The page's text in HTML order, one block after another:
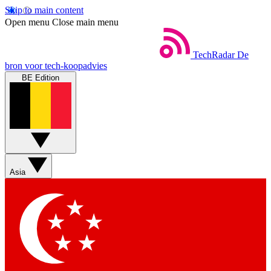
Skip to main content
Open menu Close main menu
TechRadar De
bron voor tech-koopadvies
BE Edition
Asia